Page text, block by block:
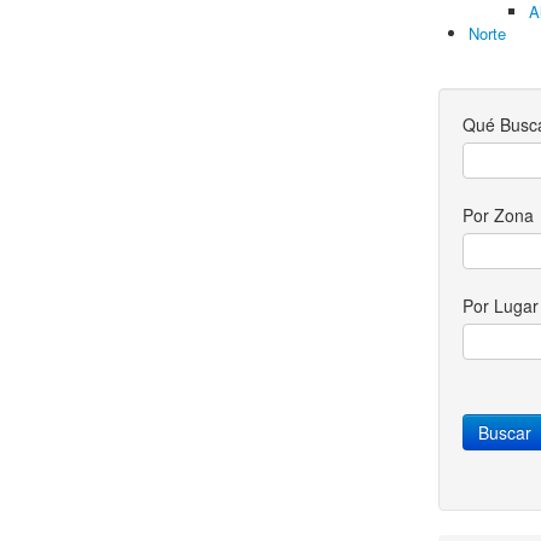
Norte
Qué
Por Zona
Por Lugar